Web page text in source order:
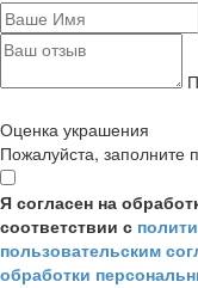
Оценка украшения
Пожалуйста, заполните
Я согласен на
соответствии с
пользовательским
обработки